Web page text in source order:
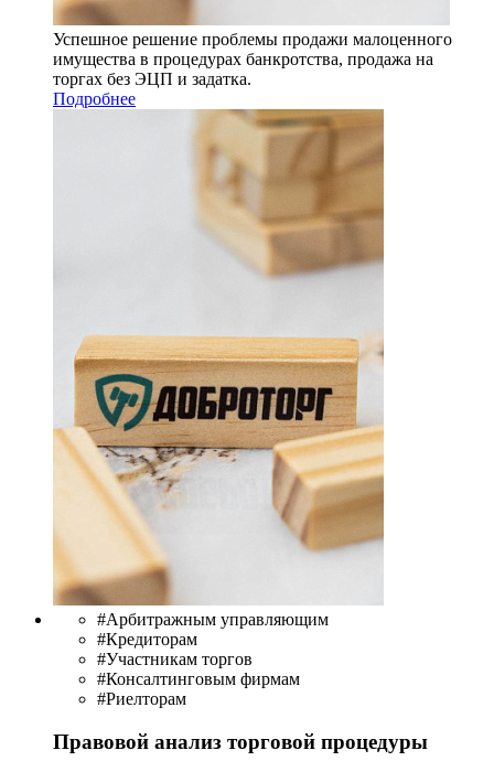
Успешное решение проблемы продажи малоценного
имущества в процедурах банкротства, продажа на
торгах без ЭЦП и задатка.
Подробнее
#Арбитражным управляющим
#Кредиторам
#Участникам торгов
#Консалтинговым фирмам
#Риелторам
Правовой анализ торговой процедуры